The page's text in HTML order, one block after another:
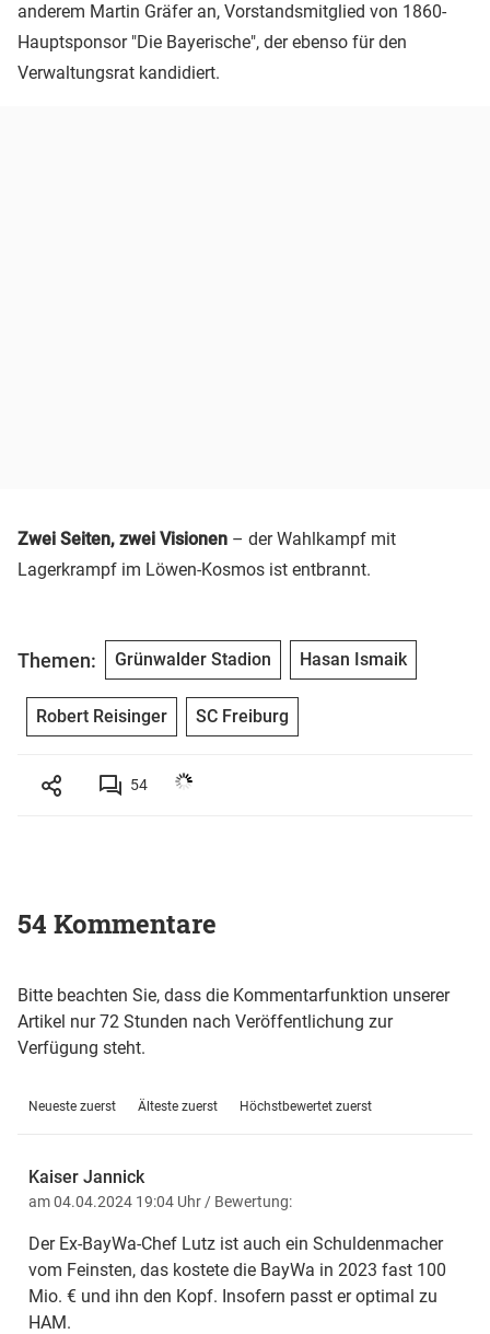
anderem Martin Gräfer an, Vorstandsmitglied von 1860-
Hauptsponsor "Die Bayerische", der ebenso für den
Verwaltungsrat kandidiert.
Zwei Seiten, zwei Visionen – der Wahlkampf mit
Lagerkrampf im Löwen-Kosmos ist entbrannt.
Themen: Grünwalder Stadion Hasan Ismaik
Robert Reisinger SC Freiburg
54
54 Kommentare
Bitte beachten Sie, dass die Kommentarfunktion unserer
Artikel nur 72 Stunden nach Veröffentlichung zur
Verfügung steht.
Neueste zuerst Älteste zuerst Höchstbewertet zuerst
Kaiser Jannick
am 04.04.2024 19:04 Uhr / Bewertung:
Der Ex-BayWa-Chef Lutz ist auch ein Schuldenmacher
vom Feinsten, das kostete die BayWa in 2023 fast 100
Mio. € und ihn den Kopf. Insofern passt er optimal zu
HAM.